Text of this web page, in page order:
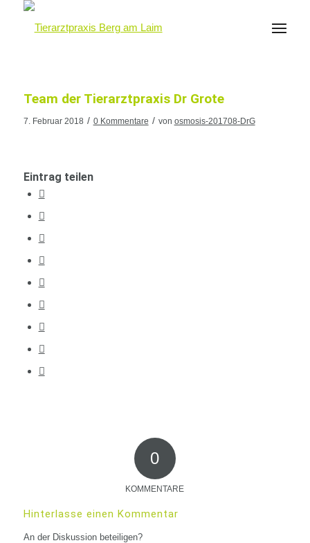
Team der Tierarztpraxis Dr Grote
7. Februar 2018 / 0 Kommentare / von osmosis-201708-DrG
Eintrag teilen
0
KOMMENTARE
Hinterlasse einen Kommentar
An der Diskussion beteiligen?